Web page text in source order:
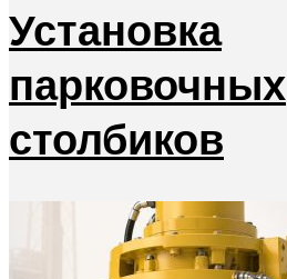
Установка
парковочных
столбиков